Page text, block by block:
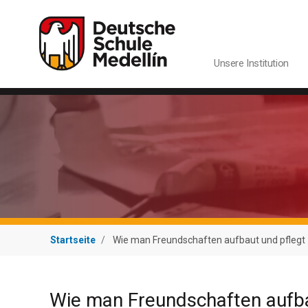
Navegación
Unsere Institution
Startseite Wie man Freundschaften aufbaut und pflegt
Wie man Freundschaften